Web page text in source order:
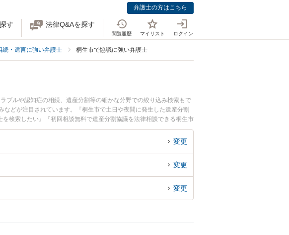
弁護士の方はこちら
す 法律Q&Aを探す
閲覧履歴 マイリスト ログイン
続・遺言に強い弁護士 桐生市で協議に強い弁護士
ブルや認知症の相続、遺産分割等の細かな分野での絞り込み検索もで
どが注目されています。『桐生市で土日や夜間に発生した遺産分割
検索したい』『初回相談無料で遺産分割協議を法律相談できる桐生市
変更
変更
変更